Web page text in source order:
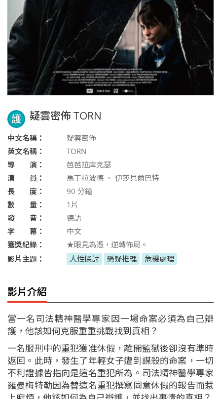
護 疑雲密佈 TORN
中文名稱：
疑雲密佈
英文名稱：
TORN
導 演：
芭芭拉庫克瑟
演 員：
馬丁拉波德 、 伊莎貝爾巴特
長 度：
90 分鐘
數 量：
1片
發 音：
德語
字 幕：
中文
獲獎紀錄：
★眼見為憑，逆轉佈局。
影片主題：
人性探討 懸疑推理 危機處理
影片介紹
當一名司法精神醫學專家因一場命案必須為自己辯
護，他該如何克服重重挑戰找到真相？
一名服刑中的重犯獲准休假，離開監獄後卻沒有準時
返回。此時，發生了年輕女子遭到謀殺的命案，一切
不利證據皆指向是這名重犯所為。司法精神醫學專家
羅曼梅特勒因為替這名重犯撰寫同意休假的報告而惹